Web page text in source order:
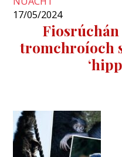
17/05/2024
tromchroíoch